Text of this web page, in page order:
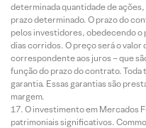
determinada quantidade de
prazo determinado. O prazo do
pelos investidores, obedecendo o
dias corridos. O preço será o valor
correspondente aos juros – que
função do prazo do contrato.
garantia. Essas garantias são
margem.
O investimento em Mercados
patrimoniais significativos.